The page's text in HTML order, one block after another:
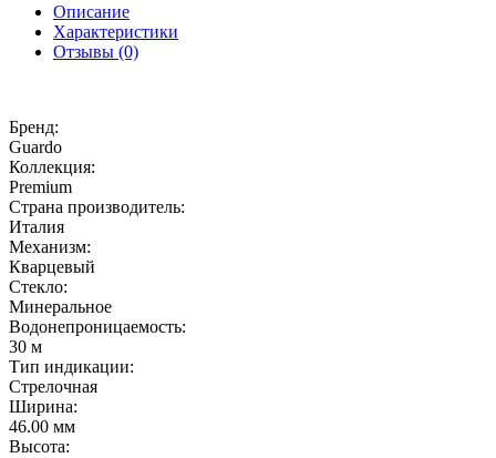
Описание
Характеристики
Отзывы (0)
Бренд:
Guardo
Коллекция:
Premium
Страна производитель:
Италия
Механизм:
Кварцевый
Стекло:
Минеральное
Водонепроницаемость:
30 м
Тип индикации:
Стрелочная
Ширина:
46.00 мм
Высота: